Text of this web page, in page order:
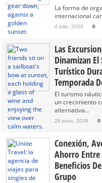
La forma de
internacional
4 julio, 2026 0
Las
Dinamizan El
Turístico
Temporada
El turismo
un crecimiento
alternativa...
29 junio, 2026 0
Conexión,
Ahorro Entre
Beneficios
Grupo